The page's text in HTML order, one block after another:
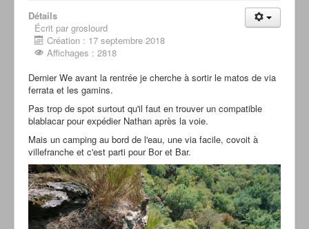
Détails
Écrit par groslourd
Création : 17 septembre 2018
Affichages : 2818
Dernier We avant la rentrée je cherche à sortir le matos de via
ferrata et les gamins.
Pas trop de spot surtout qu'il faut en trouver un compatible
blablacar pour expédier Nathan après la voie.
Mais un camping au bord de l'eau, une via facile, covoit à
villefranche et c'est parti pour Bor et Bar.